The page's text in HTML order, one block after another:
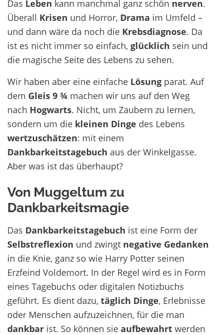
Das Leben kann manchmal ganz schön nerven.
Überall Krisen und Horror, Drama im Umfeld –
und dann wäre da noch die Krebsdiagnose. Da
ist es nicht immer so einfach, glücklich sein und
die magische Seite des Lebens zu sehen.
Wir haben aber eine einfache Lösung parat. Auf
dem Gleis 9 ¾ machen wir uns auf den Weg
nach Hogwarts. Nicht, um Zaubern zu lernen,
sondern um die kleinen Dinge des Lebens
wertzuschätzen: mit einem
Dankbarkeitstagebuch aus der Winkelgasse.
Aber was ist das überhaupt?
Von Muggeltum zu
Dankbarkeitsmagie
Das Dankbarkeitstagebuch ist eine Form der
Selbstreflexion und zwingt negative Gedanken
in die Knie, ganz so wie Harry Potter seinen
Erzfeind Voldemort. In der Regel wird es in Form
eines Tagebuchs oder digitalen Notizbuchs
geführt. Es dient dazu, täglich Dinge, Erlebnisse
oder Menschen aufzuzeichnen, für die man
dankbar ist. So können sie aufbewahrt werden